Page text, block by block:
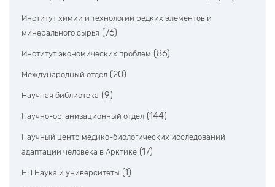
Институт химии и технологии редких элементов и
минерального сырья (76)
Институт экономических проблем (86)
Международный отдел (20)
Научная библиотека (9)
Научно-организационный отдел (144)
Научный центр медико-биологических исследований
адаптации человека в Арктике (17)
НП Наука и университеты (1)